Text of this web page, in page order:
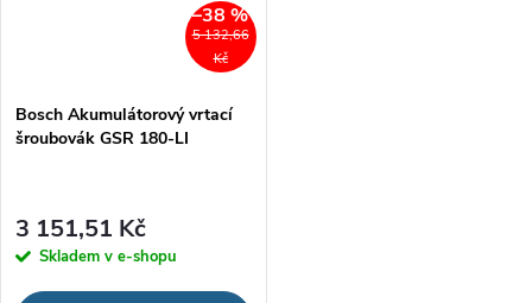
5 132,66
Kč
–38 %
Bosch Akumulátorový vrtací
šroubovák GSR 180-LI
3 151,51 Kč
Skladem v e-shopu